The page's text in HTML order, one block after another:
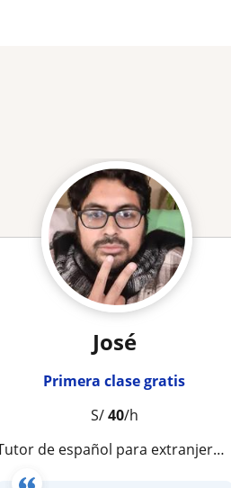
José
Primera clase gratis
S/40/h
Tutor de español para extranjeros | Inglés, francés, italiano y portugués